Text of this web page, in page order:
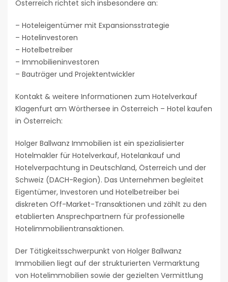
Österreich richtet sich insbesondere an:
– Hoteleigentümer mit Expansionsstrategie
– Hotelinvestoren
– Hotelbetreiber
– Immobilieninvestoren
– Bauträger und Projektentwickler
Kontakt & weitere Informationen zum Hotelverkauf
Klagenfurt am Wörthersee in Österreich – Hotel kaufen
in Österreich:
Holger Ballwanz Immobilien ist ein spezialisierter
Hotelmakler für Hotelverkauf, Hotelankauf und
Hotelverpachtung in Deutschland, Österreich und der
Schweiz (DACH-Region). Das Unternehmen begleitet
Eigentümer, Investoren und Hotelbetreiber bei
diskreten Off-Market-Transaktionen und zählt zu den
etablierten Ansprechpartnern für professionelle
Hotelimmobilientransaktionen.
Der Tätigkeitsschwerpunkt von Holger Ballwanz
Immobilien liegt auf der strukturierten Vermarktung
von Hotelimmobilien sowie der gezielten Vermittlung